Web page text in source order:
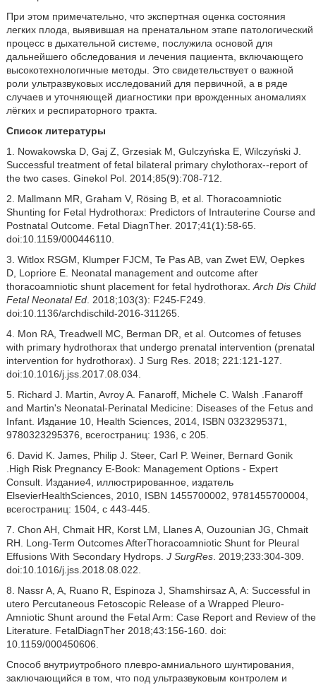
При этом примечательно, что экспертная оценка состояния
легких плода, выявившая на пренатальном этапе патологический
процесс в дыхательной системе, послужила основой для
дальнейшего обследования и лечения пациента, включающего
высокотехнологичные методы. Это свидетельствует о важной
роли ультразвуковых исследований для первичной, а в ряде
случаев и уточняющей диагностики при врожденных аномалиях
лёгких и респираторного тракта.
Список литературы
1. Nowakowska D, Gaj Z, Grzesiak M, Gulczyńska E, Wilczyński J.
Successful treatment of fetal bilateral primary chylothorax--report of
the two cases. Ginekol Pol. 2014;85(9):708‐712.
2. Mallmann MR, Graham V, Rösing B, et al. Thoracoamniotic
Shunting for Fetal Hydrothorax: Predictors of Intrauterine Course and
Postnatal Outcome. Fetal DiagnTher. 2017;41(1):58‐65.
doi:10.1159/000446110.
3. Witlox RSGM, Klumper FJCM, Te Pas AB, van Zwet EW, Oepkes
D, Lopriore E. Neonatal management and outcome after
thoracoamniotic shunt placement for fetal hydrothorax. Arch Dis Child
Fetal Neonatal Ed. 2018;103(3): F245-F249.
doi:10.1136/archdischild-2016-311265.
4. Mon RA, Treadwell MC, Berman DR, et al. Outcomes of fetuses
with primary hydrothorax that undergo prenatal intervention (prenatal
intervention for hydrothorax). J Surg Res. 2018; 221:121-127.
doi:10.1016/j.jss.2017.08.034.
5. Richard J. Martin, Avroy A. Fanaroff, Michele C. Walsh .Fanaroff
and Martin's Neonatal-Perinatal Medicine: Diseases of the Fetus and
Infant. Издание 10, Health Sciences, 2014, ISBN 0323295371,
9780323295376, всегостраниц: 1936, с 205.
6. David K. James, Philip J. Steer, Carl P. Weiner, Bernard Gonik
.High Risk Pregnancy E-Book: Management Options - Expert
Consult. Издание4, иллюстрированное, издатель
ElsevierHealthSciences, 2010, ISBN 1455700002, 9781455700004,
всегостраниц: 1504, с 443-445.
7. Chon AH, Chmait HR, Korst LM, Llanes A, Ouzounian JG, Chmait
RH. Long-Term Outcomes AfterThoracoamniotic Shunt for Pleural
Effusions With Secondary Hydrops. J SurgRes. 2019;233:304-309.
doi:10.1016/j.jss.2018.08.022.
8. Nassr A, A, Ruano R, Espinoza J, Shamshirsaz A, A: Successful in
utero Percutaneous Fetoscopic Release of a Wrapped Pleuro-
Amniotic Shunt around the Fetal Arm: Case Report and Review of the
Literature. FetalDiagnTher 2018;43:156-160. doi:
10.1159/000450606.
Способ внутриутробного плевро-амниального шунтирования,
заключающийся в том, что под ультразвуковым контролем и